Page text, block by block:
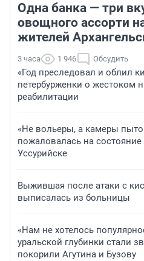
Одна банка — три
овощного ассорти
жителей
3 часа 1 946 Обсудить
«Год преследовал и облил
петербурженки о жестоком
реабилитации
«Не вольеры, а камеры
пожаловалась на состояние
Уссурийске
Выжившая после атаки с
выписалась из больницы
«Нам не хотелось
уральской глубинки стали
покорили Агутина и Бузову